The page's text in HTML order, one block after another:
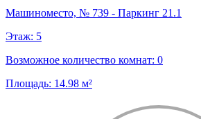
Машиноместо, № 739 - Паркинг 21.1
Этаж: 5
Возможное количество комнат: 0
Площадь: 14.98 м²